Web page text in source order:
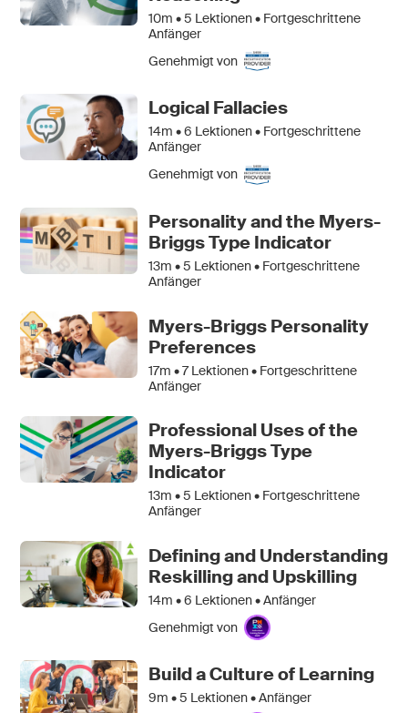
10m •5 Lektionen • Fortgeschrittene
Anfänger
Genehmigt von
Logical Fallacies
14m •6 Lektionen • Fortgeschrittene
Anfänger
Genehmigt von
Personality and the Myers-
Briggs Type Indicator
13m •5 Lektionen • Fortgeschrittene
Anfänger
Myers-Briggs Personality
Preferences
17m •7Lektionen • Fortgeschrittene
Anfänger
Professional Uses of the
Myers-Briggs Type
Indicator
13m •5 Lektionen • Fortgeschrittene
Anfänger
Defining and Understanding
Reskilling and Upskilling
14m •6 Lektionen • Anfänger
Genehmigt von
Build a Culture of Learning
9m •5 Lektionen • Anfänger